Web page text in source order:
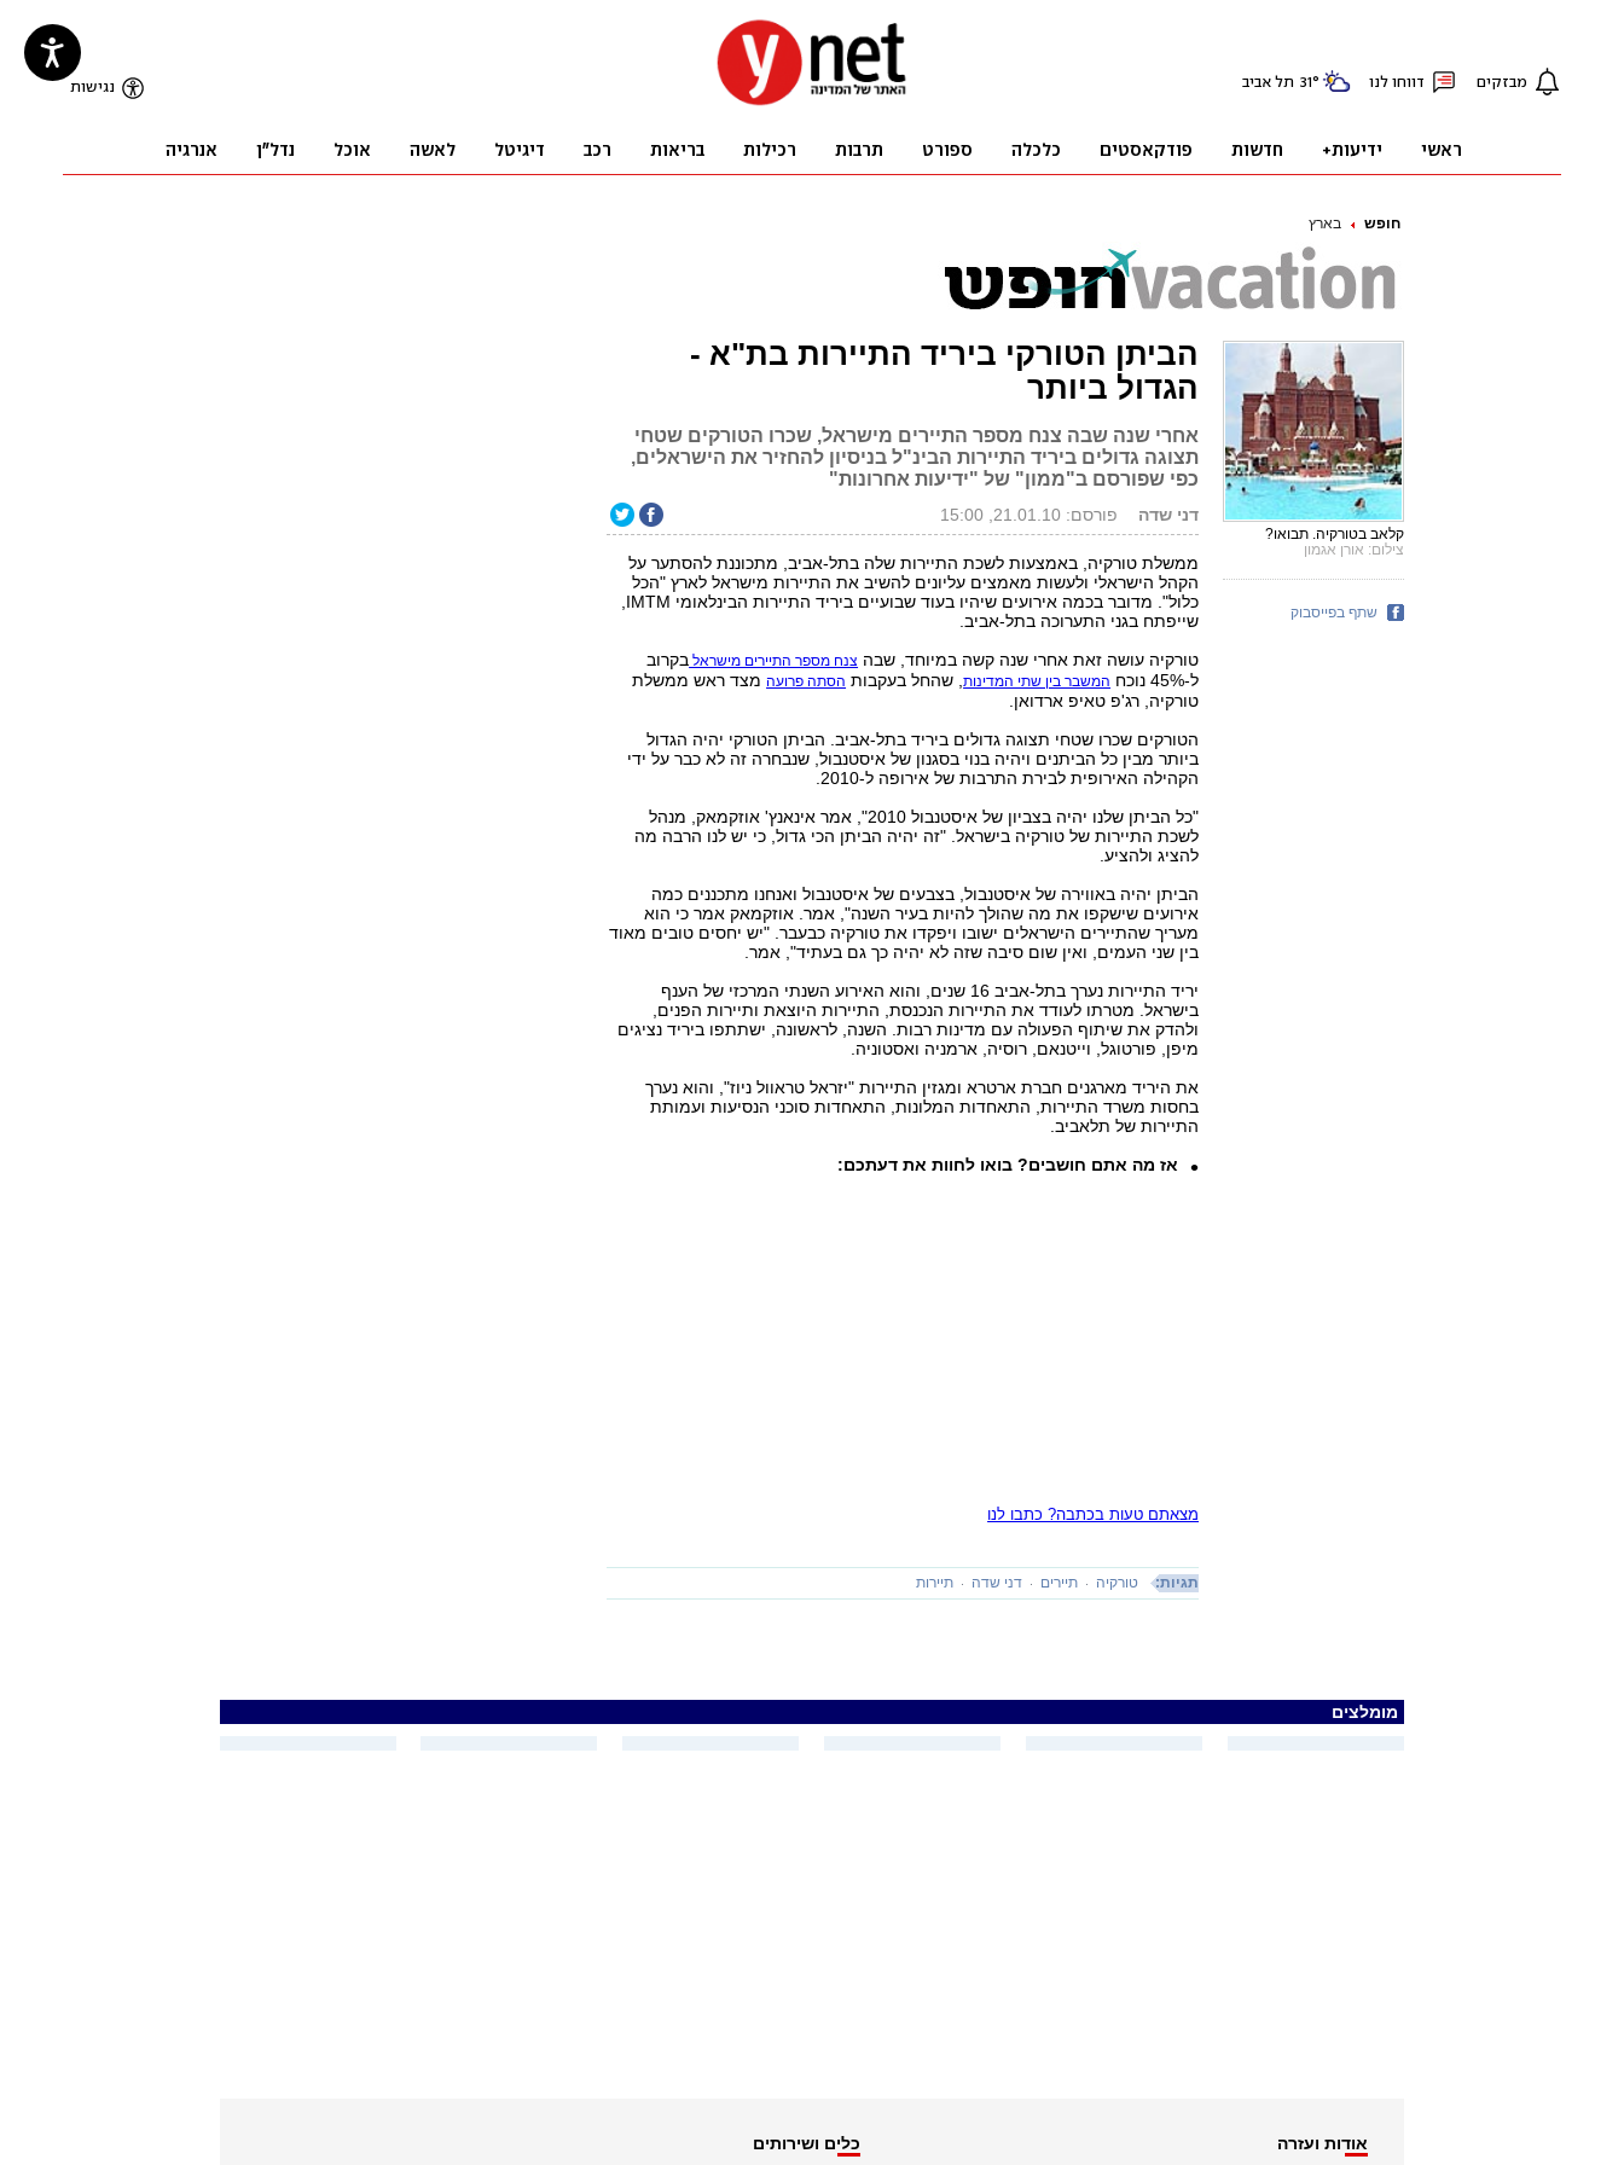
חופש בארץ
הביתן הטורקי ביריד התיירות בת"א -
הגדול ביותר
אחרי שנה שבה צנח מספר התיירים מישראל, שכרו הטורקים שטחי
תצוגה גדולים ביריד התיירות הבינ"ל בניסיון להחזיר את הישראלים,
כפי שפורסם ב"ממון" של "ידיעות אחרונות"
דני שדה פורסם: 21.01.10, 15:00
ממשלת טורקיה, באמצעות לשכת התיירות שלה בתל-אביב, מתכוננת להסתער על
הקהל הישראלי ולעשות מאמצים עליונים להשיב את התיירות מישראל לארץ "הכל
שייפתח בגני התערוכה בתל-אביב.
טורקיה עושה זאת אחרי שנה קשה במיוחד, שבה צנח מספר התיירים מישראל בקרוב
ל‭45%-‬ נוכח
המשבר בין שתי המדינות, שהחל בעקבות הסתה פרועהמצד ראש ממשלת
טורקיה, רג'פ טאיפ ארדואן.
הטורקים שכרו שטחי תצוגה גדולים ביריד בתל-אביב. הביתן הטורקי יהיה הגדול
ביותר מבין כל הביתנים ויהיה בנוי בסגנון של איסטנבול, שנבחרה זה לא כבר על ידי
הקהילה האירופית לבירת התרבות של אירופה ל‭.2010-‬
"כל הביתן שלנו יהיה בצביון של איסטנבול ‭,"2010‬ אמר אינאנץ' אוזקמאק, מנהל
לשכת התיירות של טורקיה בישראל. "זה יהיה הביתן הכי גדול, כי יש לנו הרבה מה
להציג ולהציע.
הביתן יהיה באווירה של איסטנבול, בצבעים של איסטנבול ואנחנו מתכננים כמה
אירועים שישקפו את מה שהולך להיות בעיר השנה‭,"‬ אמר. אוזקמאק אמר כי הוא
מעריך שהתיירים הישראלים ישובו ויפקדו את טורקיה כבעבר. "יש יחסים טובים מאוד
בין שני העמים, ואין שום סיבה שזה לא יהיה כך גם בעתיד‭,"‬ אמר.
יריד התיירות נערך בתל-אביב 16 שנים, והוא האירוע השנתי המרכזי של הענף
בישראל. מטרתו לעודד את התיירות הנכנסת, התיירות היוצאת ותיירות הפנים,
ולהדק את שיתוף הפעולה עם מדינות רבות. השנה, לראשונה, ישתתפו ביריד נציגים
מיפן, פורטוגל, וייטנאם, רוסיה, ארמניה ואסטוניה.
את היריד מארגנים חברת ארטרא ומגזין התיירות "יזראל טראוול ניוז‭,"‬ והוא נערך
בחסות משרד התיירות, התאחדות המלונות, התאחדות סוכני הנסיעות ועמותת
התיירות של תלאביב.
אז מה אתם חושבים? בואו לחוות את דעתכם:
מצאתם טעות בכתבה? כתבו לנו
תגיות: טורקיה תיירים דני שדה תיירות
קלאב בטורקיה. תבואו?
צילום: אורן אגמון
שתף בפייסבוק
מומלצים
אודות ועזרה כלים ושירותים